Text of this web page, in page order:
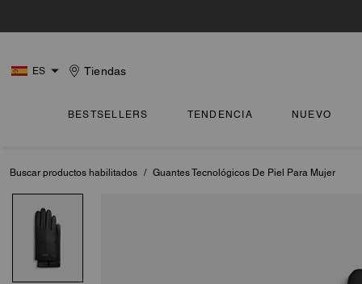
ES Tiendas
BESTSELLERS TENDENCIA NUEVO
Buscar productos habilitados / Guantes Tecnológicos De Piel Para Mujer